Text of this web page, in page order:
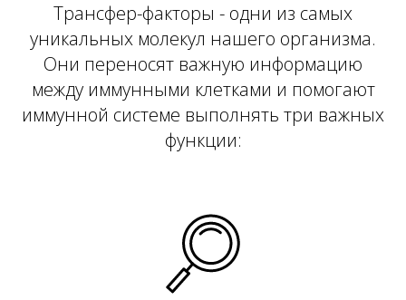
Трансфер-факторы - одни из самых
уникальных молекул нашего организма.
Они переносят важную информацию
между иммунными клетками и помогают
иммунной системе выполнять три важных
функции: